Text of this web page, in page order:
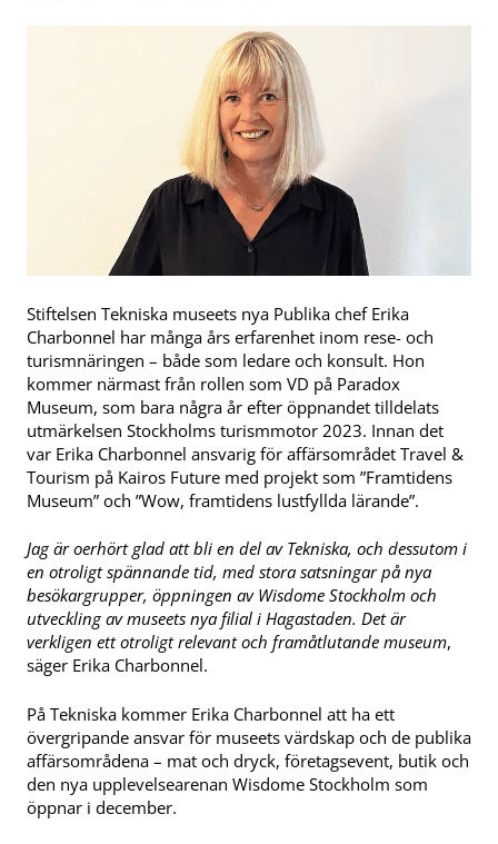
Stiftelsen Tekniska museets nya Publika chef Erika
Charbonnel har många års erfarenhet inom rese- och
turismnäringen – både som ledare och konsult. Hon
kommer närmast från rollen som VD på Paradox
Museum, som bara några år efter öppnandet tilldelats
utmärkelsen Stockholms turismmotor 2023. Innan det
var Erika Charbonnel ansvarig för affärsområdet Travel &
Tourism på Kairos Future med projekt som ”Framtidens
Museum” och ”Wow, framtidens lustfyllda lärande”.
Jag är oerhört glad att bli en del av Tekniska, och dessutom i
en otroligt spännande tid, med stora satsningar på nya
besökargrupper, öppningen av Wisdome Stockholm och
utveckling av museets nya filial i Hagastaden. Det är
verkligen ett otroligt relevant och framåtlutande museum,
säger Erika Charbonnel.
På Tekniska kommer Erika Charbonnel att ha ett
övergripande ansvar för museets värdskap och de publika
affärsområdena – mat och dryck, företagsevent, butik och
den nya upplevelsearenan Wisdome Stockholm som
öppnar i december.